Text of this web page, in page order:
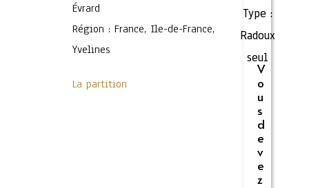
Évrard
Région : France, Ile-de-France,
Yvelines
La partition
Type :
Radoux
seul
V
o
u
s
d
e
v
e
z